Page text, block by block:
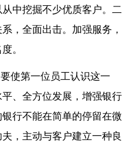
中挖掘不少优质客户。二
，全面出击。加强服务，
。
使第一位员工认识这一
、全方位发展，增强银行
行不能在简单的停留在微
，主动与客户建立一种良